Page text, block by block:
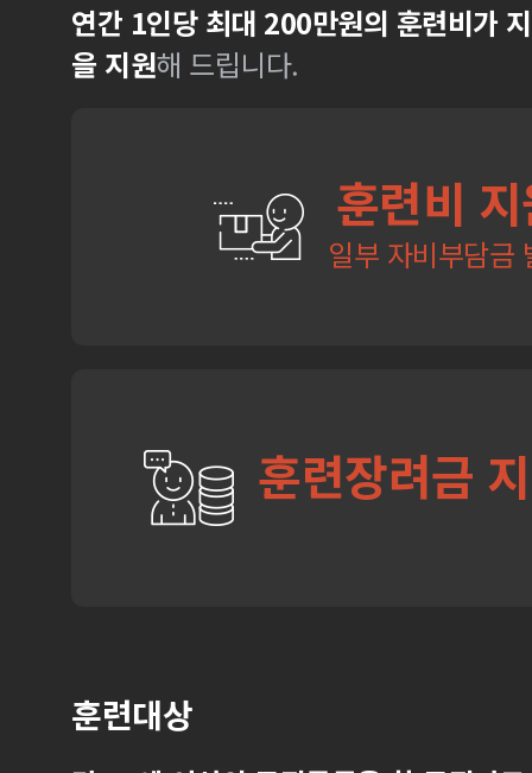
연간 1인당 최대 200만원의 훈련비가
을 지원해 드립니다.
훈련비
일부 자비부담금
훈련장려금
훈련대상